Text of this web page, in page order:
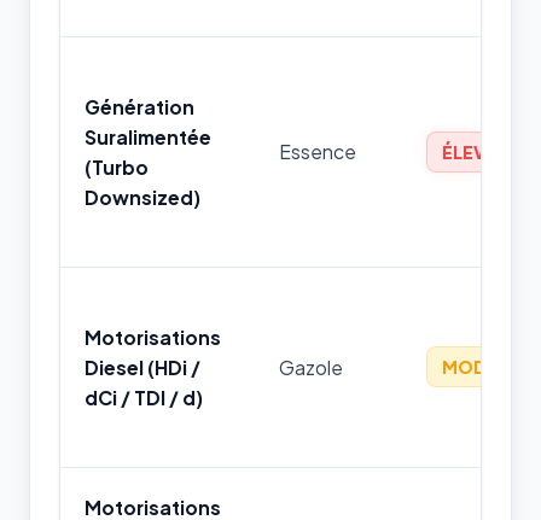
Génération
Suralimentée
(Turbo
Downsized)
Essence ÉLEVÉ
Motorisations
Diesel (HDi /
dCi / TDI / d)
Gazole MODÉRÉ
Motorisations